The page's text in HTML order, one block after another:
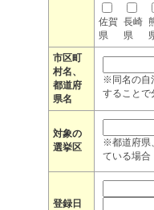
佐賀
県
長崎
県
市区町
村名、
都道府
県名
※同名の自
することで
対象の
選挙区
※都道府県
ている場合
登録日